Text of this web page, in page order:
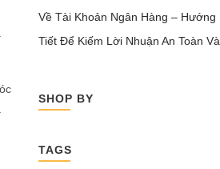
Về Tài Khoản Ngân Hàng – Hướng
Tiết Để Kiếm Lời Nhuận An Toàn
SHOP BY
TAGS